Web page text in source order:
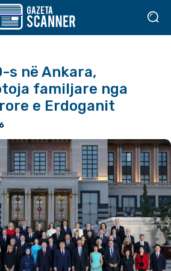
s në Ankara,
familjare nga
e Erdoganit